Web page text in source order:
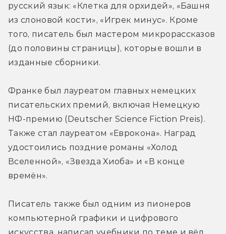
русский язык: «Клетка для орхидей», «Башня
из слоновой кости», «Игрек минус». Кроме
того, писатель был мастером микрорассказов
(до половины страницы), которые вошли в
изданные сборники.
Франке был лауреатом главных немецких
писательских премий, включая Немецкую
НФ-премию (Deutscher Science Fiction Preis).
Также стал лауреатом «Еврокона». Наград
удостоились поздние романы «Холод
Вселенной», «Звезда Хиоба» и «В конце
времён».
Писатель также был одним из пионеров
компьютерной графики и цифрового
искусства, написал учебники по теме и вёл